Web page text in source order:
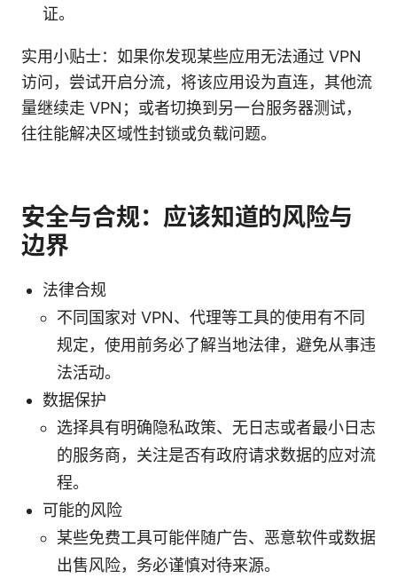
证。
实用小贴士：如果你发现某些应用无法通过 VPN
访问，尝试开启分流，将该应用设为直连，其他流
量继续走 VPN；或者切换到另一台服务器测试，
往往能解决区域性封锁或负载问题。
安全与合规：应该知道的风险与
边界
法律合规
不同国家对 VPN、代理等工具的使用有不同
规定，使用前务必了解当地法律，避免从事违
法活动。
数据保护
选择具有明确隐私政策、无日志或者最小日志
的服务商，关注是否有政府请求数据的应对流
程。
可能的风险
某些免费工具可能伴随广告、恶意软件或数据
出售风险，务必谨慎对待来源。